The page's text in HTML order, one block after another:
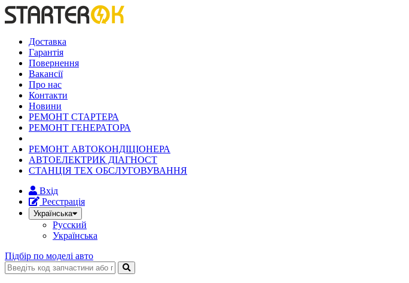
Доставка
Гарантія
Повернення
Вакансії
Про нас
Контакти
Новини
РЕМОНТ СТАРТЕРА
РЕМОНТ ГЕНЕРАТОРА
РЕМОНТ АВТОКОНДІЦІОНЕРА
АВТОЕЛЕКТРИК ДІАГНОСТ
СТАНЦІЯ ТЕХ ОБСЛУГОВУВАННЯ
Вхід
Реєстрація
Українська
Русский
Українська
Підбір по моделі авто